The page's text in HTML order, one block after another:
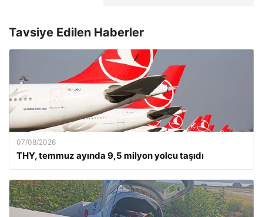
Tavsiye Edilen Haberler
07/08/2026
THY, temmuz ayında 9,5 milyon yolcu taşıdı